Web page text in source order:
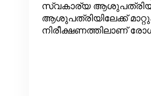
സ്വകാര്യ
ആശുപത്രിയിലേക്ക്
നിരീക്ഷണത്തിലാണ്